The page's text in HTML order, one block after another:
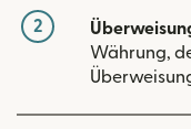
2
Währung,